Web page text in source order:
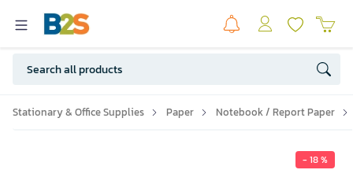
Stationary & Office Supplies Paper Notebook / Report Paper
- 18 %